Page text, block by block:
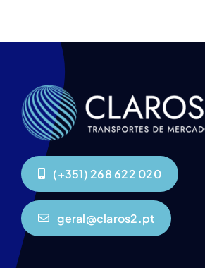
(+351) 268 622 020
geral@claros2.pt